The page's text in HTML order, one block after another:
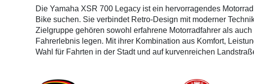
Die Yamaha XSR 700 Legacy ist ein hervorragendes
Bike suchen. Sie verbindet Retro-Design mit moderner
Zielgruppe gehören sowohl erfahrene Motorradfahrer als
Fahrerlebnis legen. Mit ihrer Kombination aus Komfort,
Wahl für Fahrten in der Stadt und auf kurvenreichen